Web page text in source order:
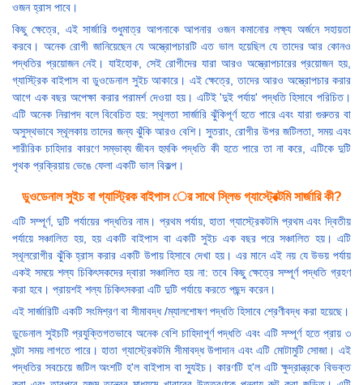
ওজন হ্রাস পাবে।
কিছু ক্ষেত্রে, এই সার্জারি শুধুমাত্র আপনাকে আপনার ওজন কমানোর লক্ষ্য অর্জনে সহায়তা
করবে। অনেক রোগী জানিয়েছেন যে অস্ত্রোপচারটি এত ভাল হয়েছিল যে তাদের আর কোনও
পদ্ধতির প্রয়োজন নেই। যাইহোক, সেই রোগীদের যারা আরও অস্ত্রোপচারের প্রয়োজন হয়,
গ্যাস্ট্রিক বাইপাস বা ডুওডেনাল সুইচ আকারে। এই ক্ষেত্রে, তাদের আরও অস্ত্রোপচার করার
আগে এক বছর অপেক্ষা করার পরামর্শ দেওয়া হয়। এটিই 'দুই পর্যায়' পদ্ধতি হিসাবে পরিচিত।
এটি অনেক নিরাপদ বলে বিবেচিত হয়: স্থূলতা সার্জারি ঝুঁকিপূর্ণ হতে পারে এবং যারা গুরুতর বা
অসুস্থভাবে স্থূলকায় তাদের জন্য ঝুঁকি আরও বেশি। সুতরাং, রোগীর উপর জটিলতা, সময় এবং
শারীরিক চাহিদার কারণে সম্ভাব্য জীবন হুমকি পদ্ধতি কী হতে পারে তা না করে, এটিকে দুটি
পৃথক প্রক্রিয়ায় ভেঙে ফেলা একটি ভাল বিকল্প।
ডুওডেনাল সুইচ বা গ্যাস্ট্রিক বাইপাস ের সাথে স্লিভ গ্যাস্ট্রেক্টমি সার্জারি কী?
এটি সম্পূর্ণ, দুটি পর্যায়ের পদ্ধতির নাম। প্রথম পর্যায়, হাতা গ্যাস্ট্রেকটমি প্রথম এবং দ্বিতীয়
পর্যায়ে সঞ্চালিত হয়, হয় একটি বাইপাস বা একটি সুইচ এক বছর পরে সঞ্চালিত হয়। এটি
স্থূলরোগীর ঝুঁকি হ্রাস করার একটি উপায় হিসাবে দেখা হয়। এর মানে এই নয় যে উভয় পর্যায়
একই সময়ে শল্য চিকিৎসকদের দ্বারা সঞ্চালিত হয় না: তবে কিছু ক্ষেত্রে সম্পূর্ণ পদ্ধতি গ্রহণ
করা হবে। প্রায়শই শল্য চিকিৎসকরা এটি দুটি পর্যায়ে করতে পছন্দ করেন।
এই সার্জারিটি একটি সংমিশ্রণ বা সীমাবদ্ধ /ম্যালশোষণ পদ্ধতি হিসাবে শ্রেণীবদ্ধ করা হয়েছে।
ডুডেনাল সুইচটি প্রযুক্তিগতভাবে অনেক বেশি চাহিদাপূর্ণ পদ্ধতি এবং এটি সম্পূর্ণ হতে প্রায় ৩
ঘন্টা সময় লাগতে পারে। হাতা গ্যাস্ট্রেকটমি সীমাবদ্ধ উপাদান এবং এটি মোটামুটি সোজা। এই
পদ্ধতির সবচেয়ে জটিল অংশটি হ'ল বাইপাস বা স্যুইচ। কারণটি হ'ল এটি ক্ষুদ্রান্ত্রকে বিভক্ত